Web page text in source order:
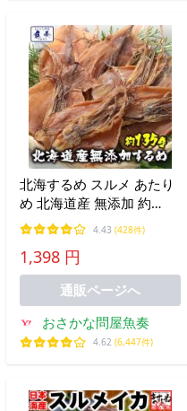
北海するめ スルメ あたり
め 北海道産 無添加 約
135〜140g ゲソ付 メール
便 訳あり 在宅 母の日 父
の日 敬老 中元 ギフト
4.43 (428件)
1,398 円
通販ページへ
おさかな問屋魚奏
4.62 (6,447件)